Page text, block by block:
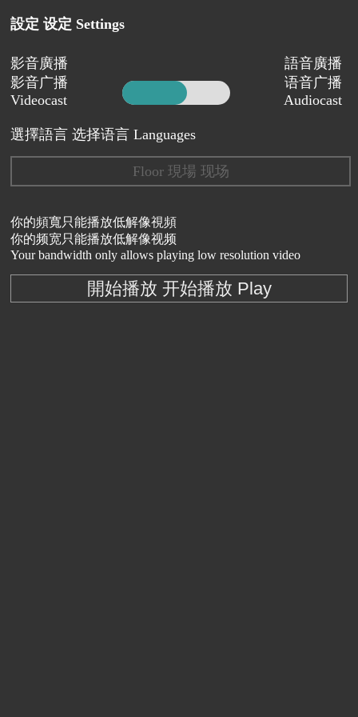
設定 设定 Settings
影音廣播
影音广播
Videocast
語音廣播
语音广播
Audiocast
選擇語言 选择语言 Languages
Floor 現場 现场
你的頻寬只能播放低解像視頻
你的频宽只能播放低解像视频
Your bandwidth only allows playing low resolution video
開始播放 开始播放 Play